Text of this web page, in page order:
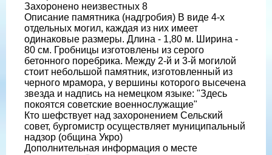
Захоронено неизвестных 8
Описание памятника (надгробия) В виде 4-х
отдельных могил, каждая из них имеет
одинаковые размеры. Длина - 1,80 м. Ширина -
80 см. Гробницы изготовлены из серого
бетонного поребрика. Между 2-й и 3-й могилой
стоит небольшой памятник, изготовленный из
черного мрамора, у вершины которого высечена
звезда и надпись на немецком языке: "Здесь
покоятся советские военнослужащие"
Кто шефствует над захоронением Сельский
совет, бургомистр осуществляет муниципальный
надзор (община Укро)
Дополнительная информация о месте